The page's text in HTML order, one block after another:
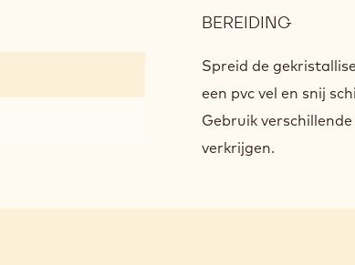
BEREIDING:
Spreid de
een pvc vel en snij
Gebruik
verkrijgen.